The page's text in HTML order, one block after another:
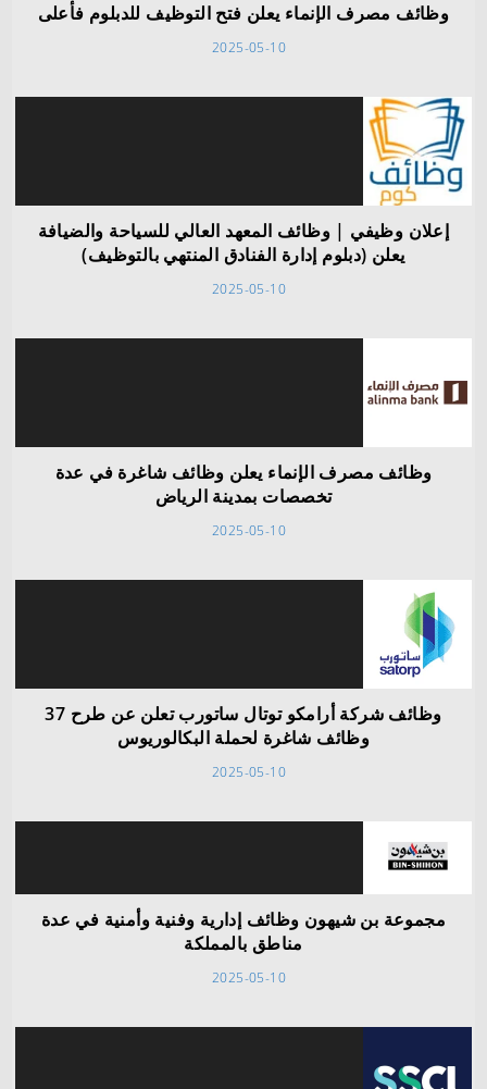
وظائف مصرف الإنماء يعلن فتح التوظيف للدبلوم فأعلى
2025-05-10
إعلان وظيفي | وظائف المعهد العالي للسياحة والضيافة
يعلن (دبلوم إدارة الفنادق المنتهي بالتوظيف)
2025-05-10
وظائف مصرف الإنماء يعلن وظائف شاغرة في عدة
تخصصات بمدينة الرياض
2025-05-10
وظائف شركة أرامكو توتال ساتورب تعلن عن طرح 37
وظائف شاغرة لحملة البكالوريوس
2025-05-10
مجموعة بن شيهون وظائف إدارية وفنية وأمنية في عدة
مناطق بالمملكة
2025-05-10